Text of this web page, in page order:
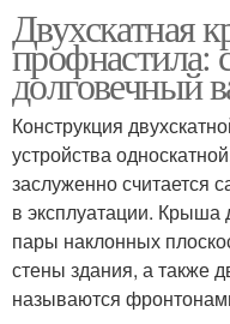
Двухскатная
профнастила:
долговечный
Конструкция
устройства
заслуженно считается
в эксплуатации. Крыша
пары наклонных
стены здания, а также
называются